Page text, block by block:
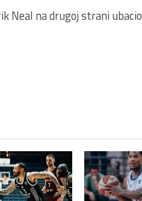
Neal na drugoj strani